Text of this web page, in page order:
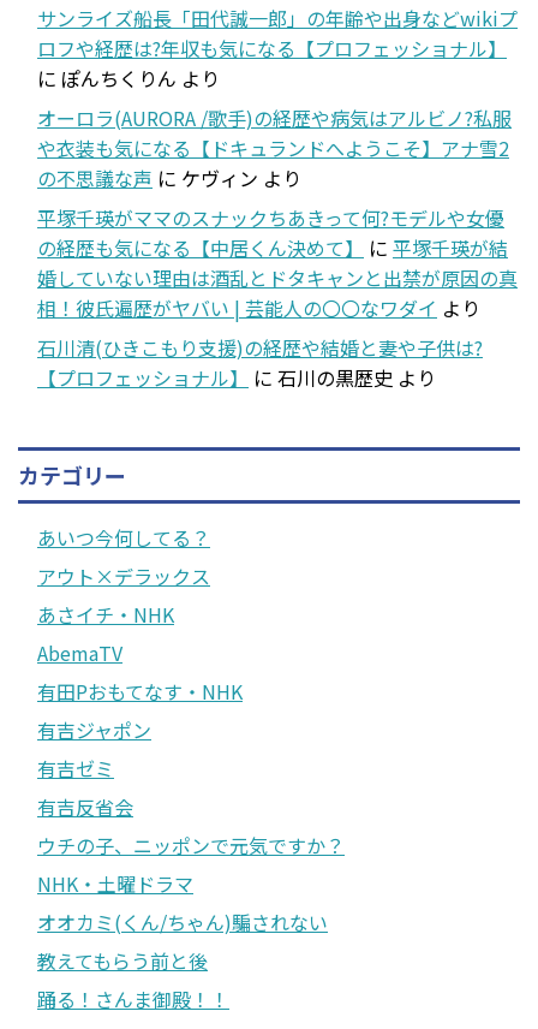
サンライズ船長「田代誠一郎」の年齢や出身などwikiプ
ロフや経歴は?年収も気になる【プロフェッショナル】
に ぽんちくりん より
オーロラ(AURORA /歌手)の経歴や病気はアルビノ?私服
や衣装も気になる【ドキュランドへようこそ】アナ雪2
の不思議な声 に ケヴィン より
平塚千瑛がママのスナックちあきって何?モデルや女優
の経歴も気になる【中居くん決めて】
に 平塚千瑛が結
婚していない理由は酒乱とドタキャンと出禁が原因の真
相！彼氏遍歴がヤバい | 芸能人の〇〇なワダイ より
石川清(ひきこもり支援)の経歴や結婚と妻や子供は?
【プロフェッショナル】
に 石川の黒歴史 より
カテゴリー
あいつ今何してる？
アウト×デラックス
あさイチ・NHK
AbemaTV
有田Pおもてなす・NHK
有吉ジャポン
有吉ゼミ
有吉反省会
ウチの子、ニッポンで元気ですか？
NHK・土曜ドラマ
オオカミ(くん/ちゃん)騙されない
教えてもらう前と後
踊る！さんま御殿！！